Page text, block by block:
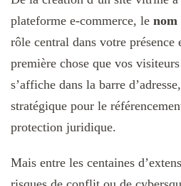
plateforme e-commerce, le nom
rôle central dans votre présence
première chose que vos
s’affiche dans la barre
stratégique pour le
protection juridique.
Mais entre les centaines